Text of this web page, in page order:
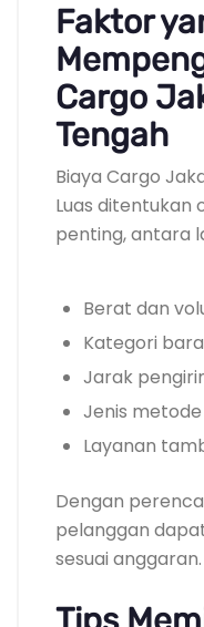
Faktor
Cargo
Tengah
Biaya Cargo
Luas
penting, antara
Berat dan
Kategori
Jarak
Jenis
Layanan
Dengan
pelanggan
sesuai anggaran.